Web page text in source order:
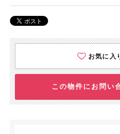
お気に入
この物件にお問い